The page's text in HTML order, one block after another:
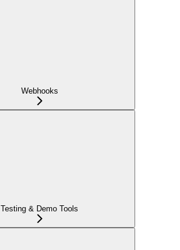
Webhooks
Testing & Demo Tools